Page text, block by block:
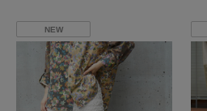
NEW